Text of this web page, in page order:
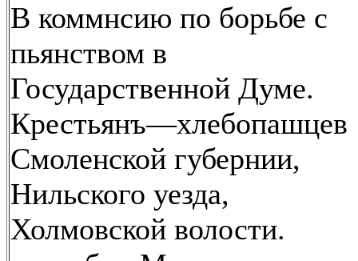
В коммнсию по борьбе с
пьянством в
Государственной Думе.
Крестьянъ—хлебопашцев
Смоленской губернии,
Нильского уезда,
Холмовской волости.